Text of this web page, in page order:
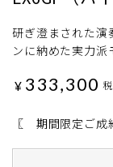
研ぎ澄まされた演
ンに納めた実力派
¥ 333,300
〖 期間限定ご成